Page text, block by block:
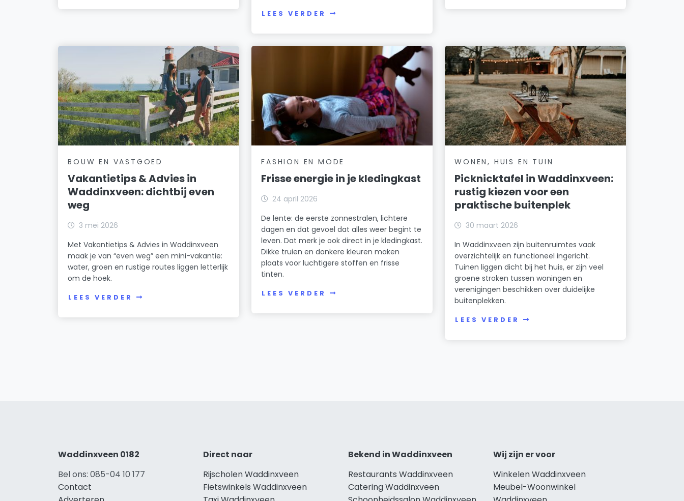
LEES VERDER
BOUW EN VASTGOED
Vakantietips & Advies in
Waddinxveen: dichtbij even
weg
3 mei 2026
Met Vakantietips & Advies in Waddinxveen
maak je van “even weg” een mini-vakantie:
water, groen en rustige routes liggen letterlijk
om de hoek.
LEES VERDER
FASHION EN MODE
Frisse energie in je kledingkast
24 april 2026
De lente: de eerste zonnestralen, lichtere
dagen en dat gevoel dat alles weer begint te
leven. Dat merk je ook direct in je kledingkast.
Dikke truien en donkere kleuren maken
plaats voor luchtigere stoffen en frisse
tinten.
LEES VERDER
WONEN, HUIS EN TUIN
Picknicktafel in Waddinxveen:
rustig kiezen voor een
praktische buitenplek
30 maart 2026
In Waddinxveen zijn buitenruimtes vaak
overzichtelijk en functioneel ingericht.
Tuinen liggen dicht bij het huis, er zijn veel
groene stroken tussen woningen en
verenigingen beschikken over duidelijke
buitenplekken.
LEES VERDER
Waddinxveen 0182
Bel ons: 085-04 10 177
Contact
Direct naar
Rijscholen Waddinxveen
Fietswinkels Waddinxveen
Bekend in Waddinxveen
Restaurants Waddinxveen
Catering Waddinxveen
Wij zijn er voor
Winkelen Waddinxveen
Meubel-Woonwinkel